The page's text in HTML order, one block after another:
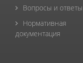
Вопросы и ответы
Нормативная
документация